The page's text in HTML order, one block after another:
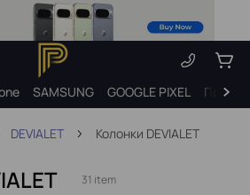
SAMSUNG GOOGLE PIXEL
DEVIALET Колонки DEVIALET
31 item